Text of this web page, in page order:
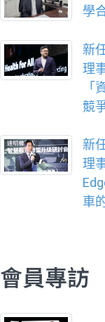
學
新
理
「
競
新
理
車
會員專訪